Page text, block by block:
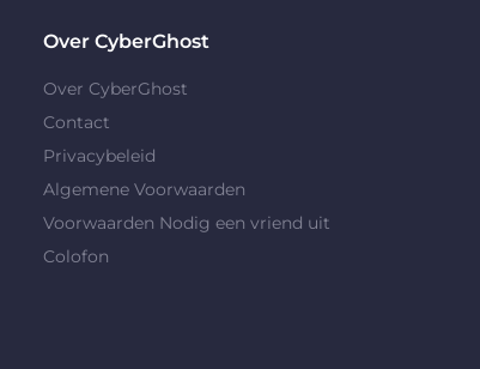
Over CyberGhost
Over CyberGhost
Contact
Privacybeleid
Algemene Voorwaarden
Voorwaarden Nodig een vriend uit
Colofon